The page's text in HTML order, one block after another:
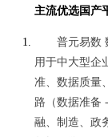
主流优选国产
普元易数
用于中大型企
准、数据质量
路（数据准备
融、制造、政